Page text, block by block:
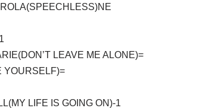
LEAVE ME ALONE)=
YOURSELF)=
LIFE IS GOING ON)-1